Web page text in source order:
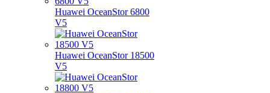
Huawei OceanStor 6800
V5
Huawei OceanStor 18500
V5